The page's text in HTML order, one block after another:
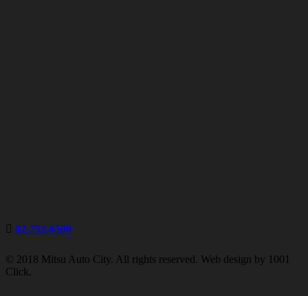
02-752-6500
© 2018 Mitsu Auto City. All rights reserved. Web design by 1001
Click.